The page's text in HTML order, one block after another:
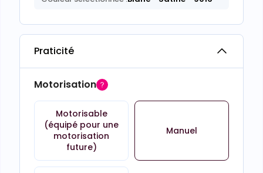
Praticité
Motorisation
Motorisable
(équipé pour une
motorisation
future)
Manuel